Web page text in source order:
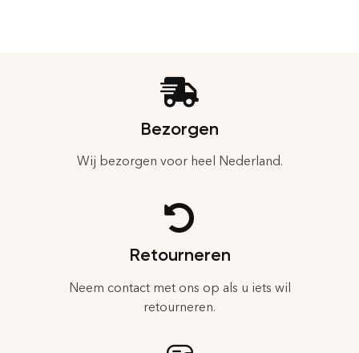
Bezorgen
Wij bezorgen voor heel Nederland.
Retourneren
Neem contact met ons op als u iets wil
retourneren.